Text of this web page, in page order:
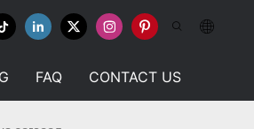
FAQ CONTACT US